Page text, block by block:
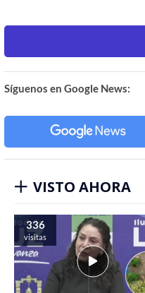
Síguenos en Google News:
VISTO AHORA
336
visitas